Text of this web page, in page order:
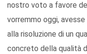
nostro voto a favore
vorremmo oggi,
alla risoluzione di un
concreto della qualità